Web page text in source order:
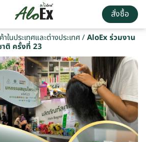
สั่งซื้อ
ในประเทศและต่างประเทศ/AloEx ร่วมงาน
ติ ครั้งที่ 23